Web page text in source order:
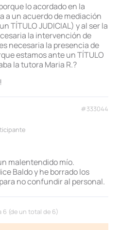
lo acordado en la
a un acuerdo de mediación
TÍTULO JUDICIAL) y al ser la
la intervención de
necesaria la presencia de
estamos ante un TÍTULO
la tutora Maria R.?
#333044
malentendido mío.
Baldo y he borrado los
no confundir al personal.
6 (de un total de 6)